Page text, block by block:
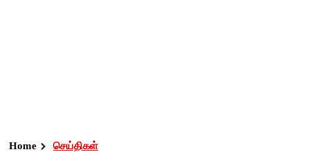
Home செய்திகள்